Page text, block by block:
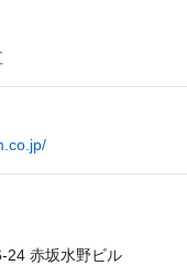
24 赤坂水野ビル